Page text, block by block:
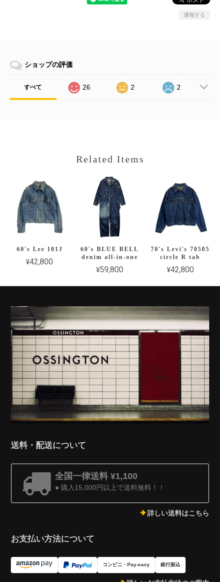
通報する
ショップの評価
すべて 26 2 2
Related Items
60's Lee 101J
¥42,800
60's BLUE BELL
denim all-in-one
¥59,800
70's Levi's 70505
circle R tab
¥42,800
送料・配送について
全国一律送料 ¥1,100
● 購入15,000円以上で送料無料！！
詳しい送料はこちら
お支払い方法について
コンビニ・Pay-easy 銀行振込